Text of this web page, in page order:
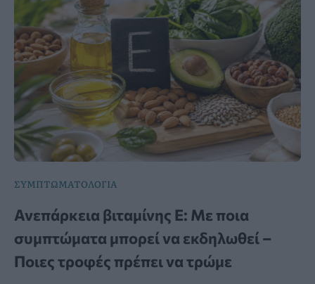
ΣΥΜΠΤΩΜΑΤΟΛΟΓΙΑ
Ανεπάρκεια βιταμίνης Ε: Με ποια
συμπτώματα μπορεί να εκδηλωθεί –
Ποιες τροφές πρέπει να τρώμε